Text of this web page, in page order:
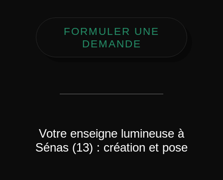
FORMULER UNE
DEMANDE
Votre enseigne lumineuse à
Sénas (13) : création et pose